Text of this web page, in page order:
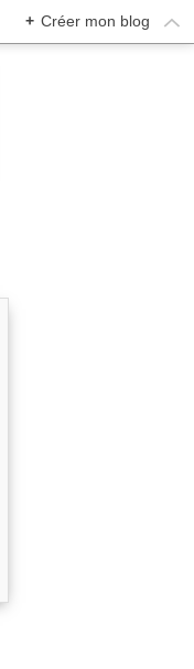
+ Créer mon blog